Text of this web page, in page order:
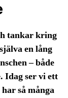
tankar kring
en lång
– både
Idag ser vi ett
så många